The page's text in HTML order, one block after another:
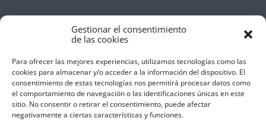
Gestionar el consentimiento
de las cookies
Para ofrecer las mejores experiencias, utilizamos tecnologías como las
cookies para almacenar y/o acceder a la información del dispositivo. El
consentimiento de estas tecnologías nos permitirá procesar datos como
el comportamiento de navegación o las identificaciones únicas en este
sitio. No consentir o retirar el consentimiento, puede afectar
negativamente a ciertas características y funciones.
Aviso Legal
Política de privadidad
Política de cookies